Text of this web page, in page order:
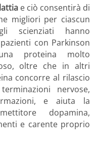
e ciò consentirà di
migliori per ciascun
scienziati hanno
con Parkinson
una proteina molto
oltre che in altri
concorre al rilascio
nervose,
e aiuta la
dopamina,
e carente proprio